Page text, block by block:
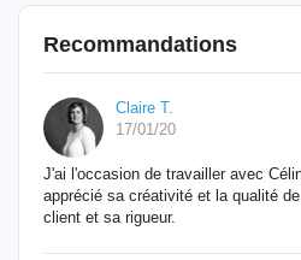
Recommandations
Claire T.
17/01/20
J'ai l'occasion de travailler avec
apprécié sa créativité et la qualité
client et sa rigueur.